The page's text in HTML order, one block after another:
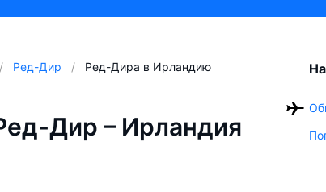
Ред-Дир Ред-Дира в Ирландию
Дир – Ирландия